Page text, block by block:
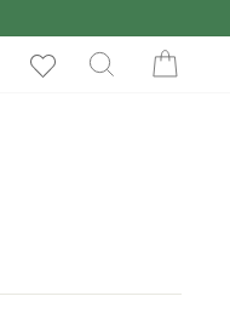
LOG INSEARCHSEARCH